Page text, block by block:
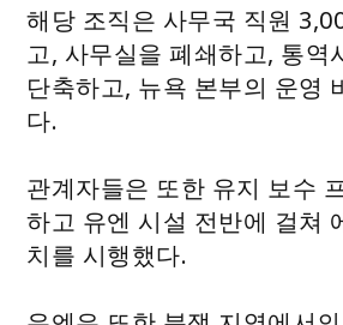
해당 조직은 사무국 직원
고, 사무실을 폐쇄하고, 통역
단축하고, 뉴욕 본부의 운영
다.
관계자들은 또한 유지 보수
하고 유엔 시설 전반에 걸쳐
치를 시행했다.